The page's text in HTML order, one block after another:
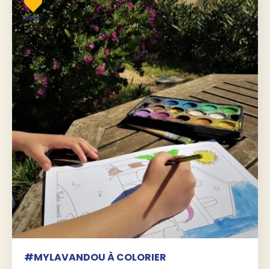
vues
#MYLAVANDOU À COLORIER